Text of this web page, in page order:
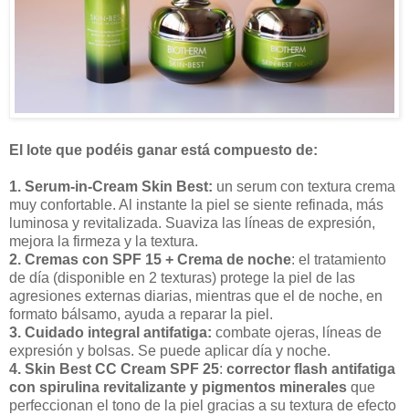
El lote que podéis ganar está compuesto de:
1. Serum-in-Cream Skin Best: un serum con textura crema
muy confortable. Al instante la piel se siente refinada, más
luminosa y revitalizada. Suaviza las líneas de expresión,
mejora la firmeza y la textura.
2. Cremas con SPF 15 + Crema de noche: el tratamiento
de día (disponible en 2 texturas) protege la piel de las
agresiones externas diarias, mientras que el de noche, en
formato bálsamo, ayuda a reparar la piel.
3. Cuidado integral antifatiga: combate ojeras, líneas de
expresión y bolsas. Se puede aplicar día y noche.
4. Skin Best CC Cream SPF 25: corrector flash antifatiga
con spirulina revitalizante y pigmentos minerales que
perfeccionan el tono de la piel gracias a su textura de efecto